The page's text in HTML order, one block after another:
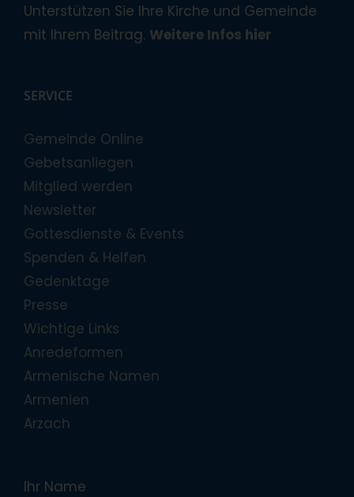
Unterstützen Sie Ihre Kirche und Gemeinde
mit Ihrem Beitrag. Weitere Infos hier
SERVICE
Gemeinde Online
Gebetsanliegen
Mitglied werden
Newsletter
Gottesdienste & Events
Spenden & Helfen
Gedenktage
Presse
Wichtige Links
Anredeformen
Armenische Namen
Armenien
Arzach
Ihr Name